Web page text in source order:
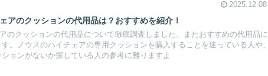
2025.12.08
アのクッションの代用品は？おすすめを紹介！
のクッションの代用品について徹底調査しました。またおすすめの代用品に
。ノウスのハイチェアの専用クッションを購入することを迷っている人や、
ョンがないか探している人の参考に難りますよ